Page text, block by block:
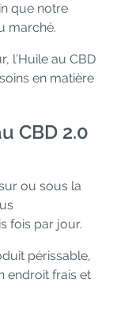
que notre
marché.
l’Huile au CBD
en matière
CBD 2.0
ou sous la
fois par jour.
périssable,
endroit frais et